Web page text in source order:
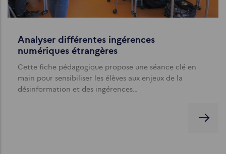
Analyser différentes ingérences
numériques étrangères
Cette fiche pédagogique propose une séance clé en
main pour sensibiliser les élèves aux enjeux de la
désinformation et des ingérences…